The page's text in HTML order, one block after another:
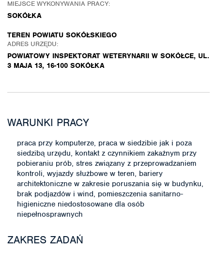
MIEJSCE WYKONYWANIA PRACY:
SOKÓŁKA
TEREN POWIATU SOKÓŁSKIEGO
ADRES URZĘDU:
POWIATOWY INSPEKTORAT WETERYNARII W SOKÓŁCE, UL.
3 MAJA 13, 16-100 SOKÓŁKA
WARUNKI PRACY
praca przy komputerze, praca w siedzibie jak i poza
siedzibą urzędu, kontakt z czynnikiem zakaźnym przy
pobieraniu prób, stres związany z przeprowadzaniem
kontroli, wyjazdy służbowe w teren, bariery
architektoniczne w zakresie poruszania się w budynku,
brak podjazdów i wind, pomieszczenia sanitarno-
higieniczne niedostosowane dla osób
niepełnosprawnych
ZAKRES ZADAŃ